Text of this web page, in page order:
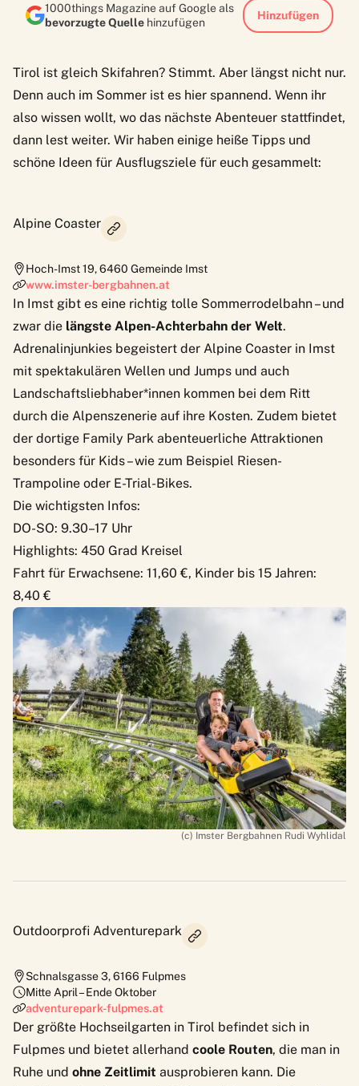
1000things Magazine auf Google als
bevorzugte Quelle hinzufügen
Hinzufügen
Tirol ist gleich Skifahren? Stimmt. Aber längst nicht nur.
Denn auch im Sommer ist es hier spannend. Wenn ihr
also wissen wollt, wo das nächste Abenteuer stattfindet,
dann lest weiter. Wir haben einige heiße Tipps und
schöne Ideen für Ausflugsziele für euch gesammelt:
Alpine Coaster
Hoch-Imst 19,6460 Gemeinde Imst
www.imster-bergbahnen.at
In Imst gibt es eine richtig tolle Sommerrodelbahn – und
zwar die längste Alpen-Achterbahn der Welt.
Adrenalinjunkies begeistert der Alpine Coaster in Imst
mit spektakulären Wellen und Jumps und auch
Landschaftsliebhaber*innen kommen bei dem Ritt
durch die Alpenszenerie auf ihre Kosten. Zudem bietet
der dortige Family Park abenteuerliche Attraktionen
besonders für Kids – wie zum Beispiel Riesen-
Trampoline oder E-Trial-Bikes.
Die wichtigsten Infos:
DO-SO: 9.30–17 Uhr
Highlights: 450 Grad Kreisel
Fahrt für Erwachsene: 11,60 €, Kinder bis 15 Jahren:
8,40 €
(c) Imster Bergbahnen Rudi Wyhlidal
Outdoorprofi Adventurepark
Schnalsgasse 3,6166 Fulpmes
Mitte April – Ende Oktober
adventurepark-fulpmes.at
Der größte Hochseilgarten in Tirol befindet sich in
Fulpmes und bietet allerhand coole Routen, die man in
Ruhe und ohne Zeitlimit ausprobieren kann. Die